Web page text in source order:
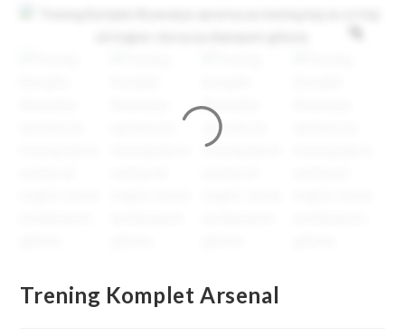
Trening Komplet Arsenal